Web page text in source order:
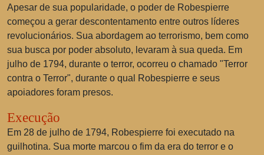
Apesar de sua popularidade, o poder de Robespierre
começou a gerar descontentamento entre outros líderes
revolucionários. Sua abordagem ao terrorismo, bem como
sua busca por poder absoluto, levaram à sua queda. Em
julho de 1794, durante o terror, ocorreu o chamado "Terror
contra o Terror", durante o qual Robespierre e seus
apoiadores foram presos.
Execução
Em 28 de julho de 1794, Robespierre foi executado na
guilhotina. Sua morte marcou o fim da era do terror e o